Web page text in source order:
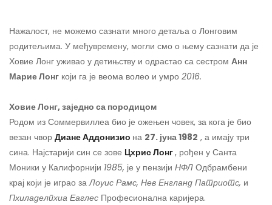
Нажалост, не можемо сазнати много детаља о Лонговим
родитељима. У међувремену, могли смо о њему сазнати да је
Ховие Лонг уживао у детињству и одрастао са сестром Анн
Марие Лонг који га је веома волео и умро 2016.
Ховие Лонг, заједно са породицом
Родом из Соммервиллеа био је ожењен човек, за кога је био
везан чвор Диане Аддонизио на 27. јуна 1982 , а имају три
сина. Најстарији син се зове Цхрис Лонг, рођен у Санта
Моники у Калифорнији 1985, је у пензији НФЛ Одбрамбени
крај који је играо заЛоуис Рамс, Нев Енгланд Патриотс, и
Пхиладелпхиа Еаглес Професионална каријера.